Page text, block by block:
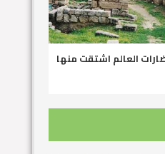
العالم اشتقت منها